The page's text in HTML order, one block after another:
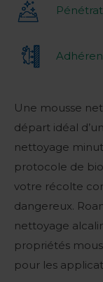
Une mousse
départ idéal
nettoyage
protocole de
votre récolte
dangereux.
nettoyage
propriétés
pour les